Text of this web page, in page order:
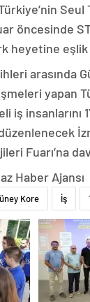
öncesinde
heyetine eşlik
arasında
yapan
iş insanlarını
Fuarı’na
Haber Ajansı
Kore İş